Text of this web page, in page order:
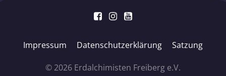
Impressum Datenschutzerklärung Satzung
© 2026 Erdalchimisten Freiberg e.V.